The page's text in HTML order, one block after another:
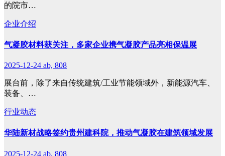
的院市…
企业介绍
气凝胶材料获关注，多家企业携气凝胶产品亮相保温展
2025-12-24 ab, 808
展台前，除了来自传统建筑/工业节能领域外，新能源汽车、
装备、…
行业动态
华陆新材战略签约贵州建科院，推动气凝胶在建筑领域发展
2025-12-24 ab, 808